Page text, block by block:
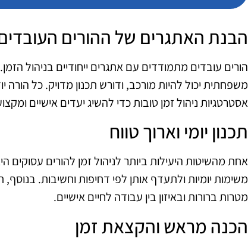
הבנת האתגרים של ההורים
הורים עובדים מתמודדים עם אתגרים ייחודיים בניהול
משפחתית יכול להיות מורכב, ודורש תכנון מדויק. כל
אסטרטגיות ניהול זמן טובות כדי להשיג יעדים אישיים
תכנון יומי וארוך טווח
אחת מהשיטות היעילות ביותר לניהול זמן להורים עסוקים
משימות יומיות ולתעדף אותן לפי דחיפות וחשיבות. בנוסף,
מטרות ברורות ובאיזון בין עבודה לחיים אישיים.
הכנה מראש והקצאת זמן